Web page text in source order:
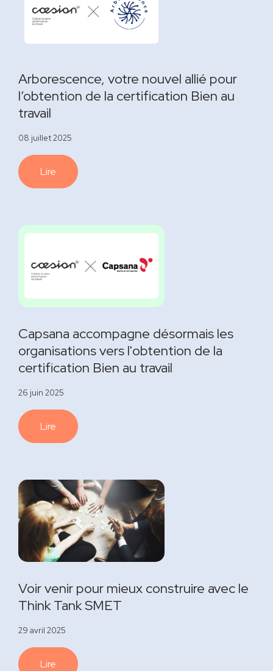
Arborescence, votre nouvel allié pour
l’obtention de la certification Bien au
travail
08 juillet 2025
Lire
Capsana accompagne désormais les
organisations vers l'obtention de la
certification Bien au travail
26 juin 2025
Lire
Voir venir pour mieux construire avec le
Think Tank SMET
29 avril 2025
Lire